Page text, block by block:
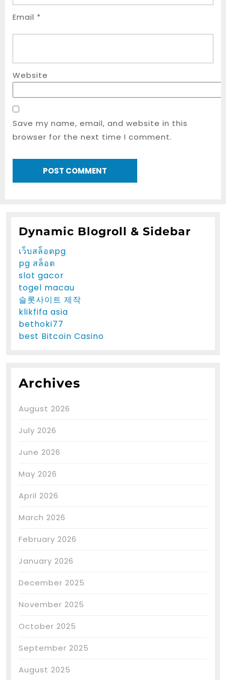
Email *
Website
Save my name, email, and website in this
browser for the next time I comment.
Dynamic Blogroll & Sidebar
เว็บสล็อตpg
pg สล็อต
slot gacor
togel macau
슬롯사이트 제작
klikfifa asia
bethoki77
best Bitcoin Casino
Archives
August 2026
July 2026
June 2026
May 2026
April 2026
March 2026
February 2026
January 2026
December 2025
November 2025
October 2025
September 2025
August 2025